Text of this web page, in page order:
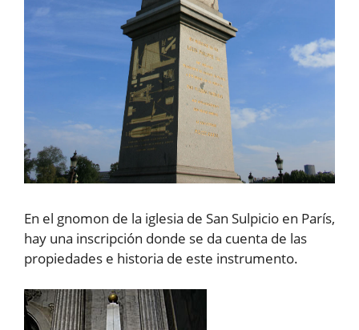
En el gnomon de la iglesia de San Sulpicio en París,
hay una inscripción donde se da cuenta de las
propiedades e historia de este instrumento.